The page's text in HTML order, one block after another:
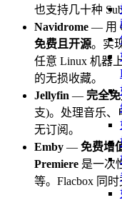
也支持几十种
Navidrome — 用
免费且开源。实
任意 Linux 机器
的无损收藏。
Jellyfin — 完全
支)。处理音乐
无订阅。
Emby — 免费增
Premiere 是一次
等。Flacbox 同时